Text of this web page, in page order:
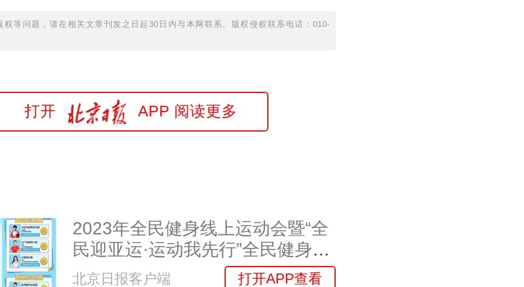
权等问题，请在相关文章刊发之日起30日内与本网联系。版权侵权联系电话：010-
打开 APP 阅读更多
2023年全民健身线上运动会暨“全
民迎亚运·运动我先行”全民健身三
项赛圆满收官
北京日报客户端 打开APP查看